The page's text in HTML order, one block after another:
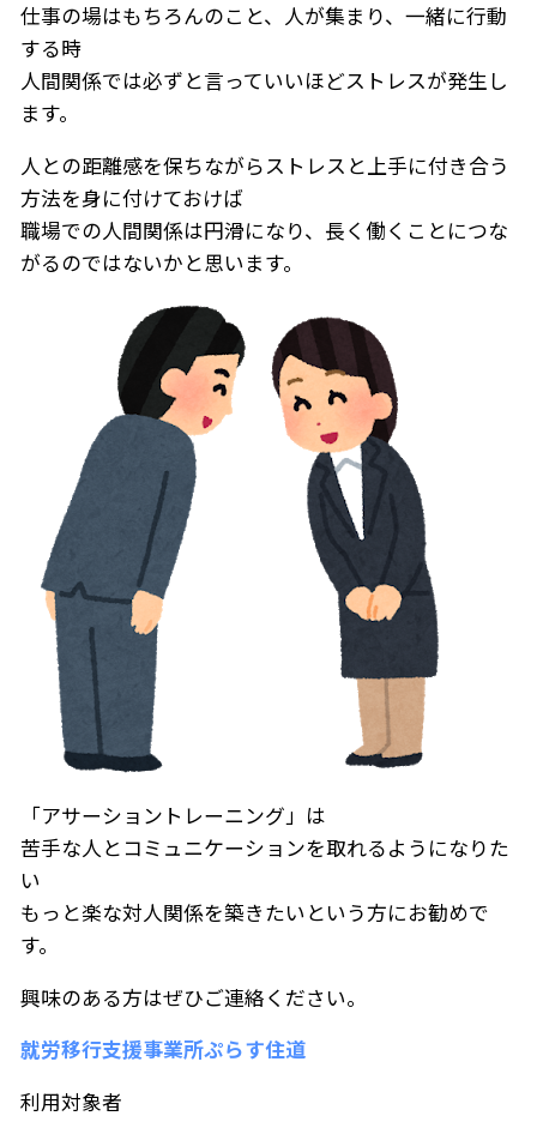
仕事の場はもちろんのこと、人が集まり、一緒に行動
する時
人間関係では必ずと言っていいほどストレスが発生し
ます。
人との距離感を保ちながらストレスと上手に付き合う
方法を身に付けておけば
職場での人間関係は円滑になり、長く働くことにつな
がるのではないかと思います。
「アサーショントレーニング」は
苦手な人とコミュニケーションを取れるようになりた
い
もっと楽な対人関係を築きたいという方にお勧めで
す。
興味のある方はぜひご連絡ください。
就労移行支援事業所ぷらす住道
利用対象者